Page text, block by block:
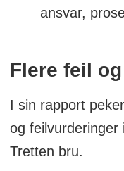
ansvar,
lovgivning
godkjenning
knyttet til
evne til å
oppstår
Flere feil
I sin rapport
og feilvurderinger
Tretten bru.